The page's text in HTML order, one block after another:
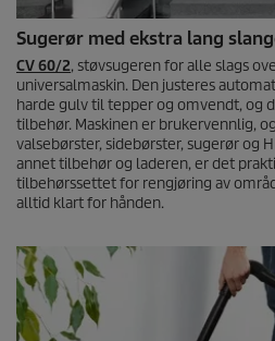
Sugerør med ekstra lang
CV 60/2, støvsugeren for alle slags
universalmaskin. Den justeres
harde gulv til tepper og omvendt, og
tilbehør. Maskinen er brukervennlig,
valsebørster, sidebørster, sugerør og
annet tilbehør og laderen, er det
tilbehørssettet for rengjøring av
alltid klart for hånden.